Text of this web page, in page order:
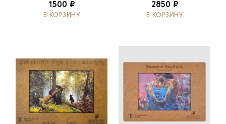
1500 ₽
В КОРЗИНУ
2850 ₽
В КОРЗИНУ